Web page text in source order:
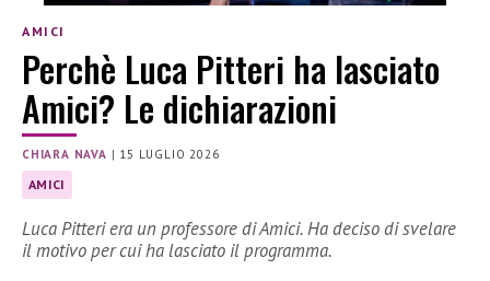
AMICI
Perchè Luca Pitteri ha lasciato
Amici? Le dichiarazioni
CHIARA NAVA | 15 LUGLIO 2026
AMICI
Luca Pitteri era un professore di Amici. Ha deciso di svelare
il motivo per cui ha lasciato il programma.